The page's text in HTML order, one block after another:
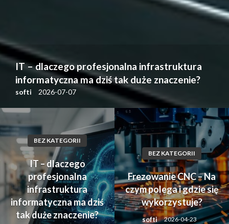
IT – dlaczego profesjonalna infrastruktura
informatyczna ma dziś tak duże znaczenie?
softi 2026-07-07
BEZ KATEGORII
IT – dlaczego
profesjonalna
infrastruktura
informatyczna ma dziś
tak duże znaczenie?
BEZ KATEGORII
Frezowanie CNC – Na
czym polega i gdzie się
wykorzystuje?
softi 2026-04-23